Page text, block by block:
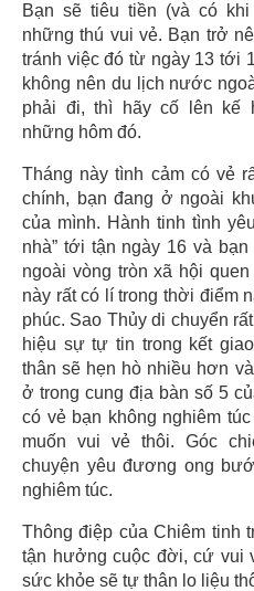
Bạn sẽ tiêu tiền (và có
những thú vui vẻ. Bạn trở
tránh việc đó từ ngày 13 tới
không nên du lịch nước
phải đi, thì hãy cố lên kế
những hôm đó.
Tháng này tình cảm có vẻ
chính, bạn đang ở ngoài
của mình. Hành tinh tình
nhà” tới tận ngày 16 và
ngoài vòng tròn xã hội
này rất có lí trong thời điểm
phúc. Sao Thủy di chuyển
hiệu sự tự tin trong kết
thân sẽ hẹn hò nhiều hơn
ở trong cung địa bàn số 5
có vẻ bạn không nghiêm
muốn vui vẻ thôi. Góc
chuyện yêu đương ong
nghiêm túc.
Thông điệp của Chiêm tinh
tận hưởng cuộc đời, cứ vui
sức khỏe sẽ tự thân lo liệu